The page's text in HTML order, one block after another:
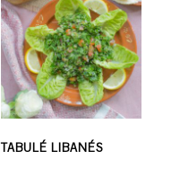
TABULÉ LIBANÉS